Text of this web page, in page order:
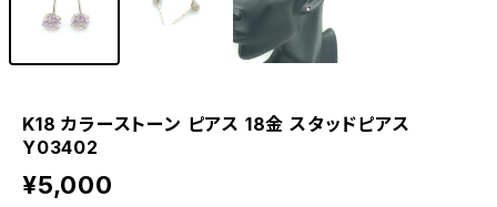
K18 カラーストーン ピアス 18金 スタッドピアス
Y03402
¥5,000